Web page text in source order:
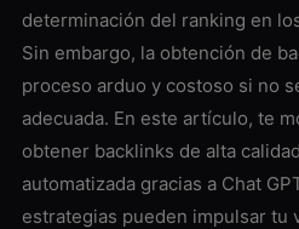
determinación del ranking en
Sin embargo, la obtención de
proceso arduo y costoso si no
adecuada. En este artículo, te
obtener backlinks de alta
automatizada gracias a Chat
estrategias pueden impulsar tu